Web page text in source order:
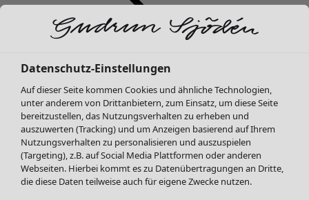
Alle anzeigen
Kleider
Tuniken
Blusen
Pullover & Shirts
Strickjacken
Datenschutz-Einstellungen
Auf dieser Seite kommen Cookies und ähnliche Technologien,
unter anderem von Drittanbietern, zum Einsatz, um diese Seite
bereitzustellen, das Nutzungsverhalten zu erheben und
auszuwerten (Tracking) und um Anzeigen basierend auf Ihrem
Nutzungsverhalten zu personalisieren und auszuspielen
(Targeting), z.B. auf Social Media Plattformen oder anderen
Webseiten. Hierbei kommt es zu Datenübertragungen an Dritte,
die diese Daten teilweise auch für eigene Zwecke nutzen.